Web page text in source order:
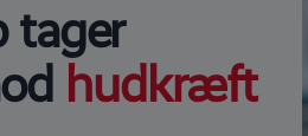
tager
hudkræft